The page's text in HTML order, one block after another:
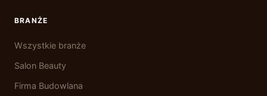
BRANŻE
Wszystkie branże
Salon Beauty
Firma Budowlana